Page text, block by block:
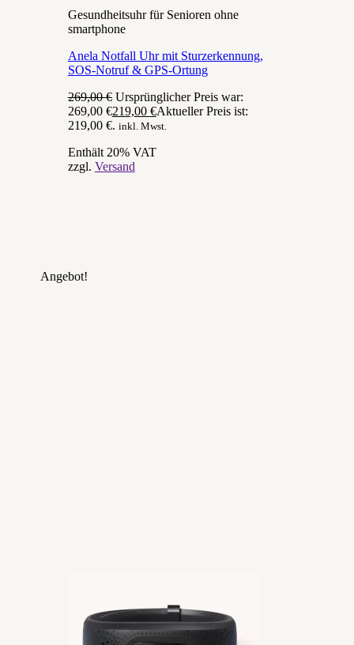
Gesundheitsuhr für Senioren ohne
smartphone
Anela Notfall Uhr mit Sturzerkennung,
SOS-Notruf & GPS-Ortung
269,00€ Ursprünglicher Preis war:
269,00 €219,00 €Aktueller Preis ist:
219,00 €. inkl. Mwst.
Enthält 20% VAT
zzgl. Versand
Angebot!